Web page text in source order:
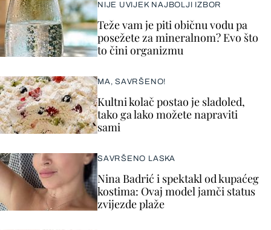
NIJE UVIJEK NAJBOLJI IZBOR
Teže vam je piti običnu vodu pa
posežete za mineralnom? Evo što
to čini organizmu
MA, SAVRŠENO!
Kultni kolač postao je sladoled,
tako ga lako možete napraviti
sami
SAVRŠENO LASKA
Nina Badrić i spektakl od kupaćeg
kostima: Ovaj model jamči status
zvijezde plaže